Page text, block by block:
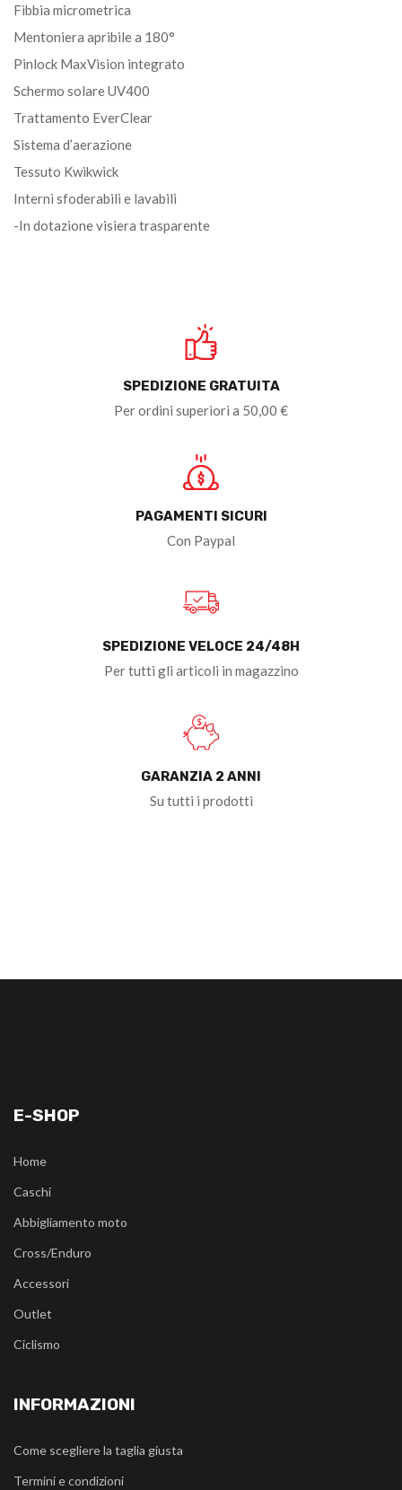
Fibbia micrometrica
Mentoniera apribile a 180°
Pinlock MaxVision integrato
Schermo solare UV400
Trattamento EverClear
Sistema d’aerazione
Tessuto Kwikwick
Interni sfoderabili e lavabili
-In dotazione visiera trasparente
SPEDIZIONE GRATUITA
Per ordini superiori a 50,00 €
PAGAMENTI SICURI
Con Paypal
SPEDIZIONE VELOCE 24/48H
Per tutti gli articoli in magazzino
GARANZIA 2 ANNI
Su tutti i prodotti
E-SHOP
Home
Caschi
Abbigliamento moto
Cross/Enduro
Accessori
Outlet
Ciclismo
INFORMAZIONI
Come scegliere la taglia giusta
Termini e condizioni